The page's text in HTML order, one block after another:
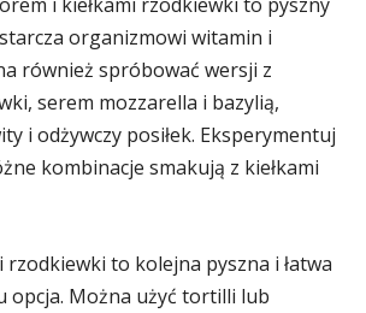
organizmowi witamin i
również spróbować wersji z
serem mozzarella i bazylią,
i odżywczy posiłek. Eksperymentuj
kombinacje smakują z kiełkami
rzodkiewki to kolejna pyszna i łatwa
opcja. Można użyć tortilli lub